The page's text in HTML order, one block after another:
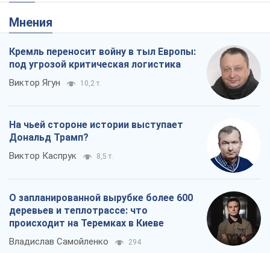
Мнения
Кремль переносит войну в тыл Европы:
под угрозой критическая логистика
Виктор Ягун 10,2 т.
На чьей стороне истории выступает
Дональд Трамп?
Виктор Каспрук 8,5 т.
О запланированной вырубке более 600
деревьев и теплотрассе: что
происходит на Теремках в Киеве
Владислав Самойленко 294